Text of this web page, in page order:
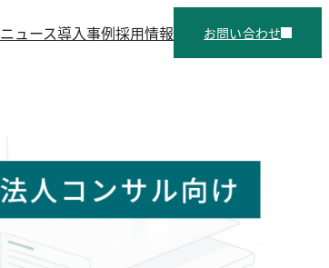
ニュース導入事例採用情報 お問い合わせ